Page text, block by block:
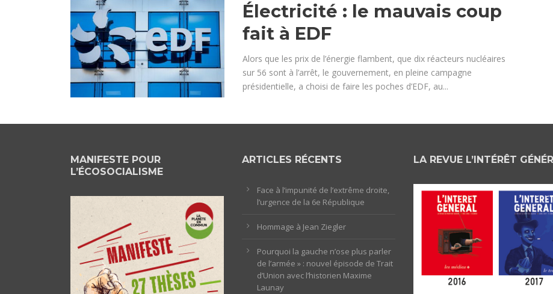
Électricité : le mauvais coup
fait à EDF
Alors que les prix de l’énergie flambent, que dix réacteurs nucléaires
sur 56 sont à l’arrêt, le gouvernement, en pleine campagne
présidentielle, a choisi de faire les poches d’EDF, au...
MANIFESTE POUR
L’ÉCOSOCIALISME
ARTICLES RÉCENTS
Face à l’impunité de l’extrême droite,
l’urgence de la 6e République
Hommage à Jean Ziegler
Pourquoi la gauche n’ose plus parler
de l’armée » : nouvel épisode de Trait
d’Union avec l’historien Maxime
Launay
LA REVUE L’INTÉRÊT